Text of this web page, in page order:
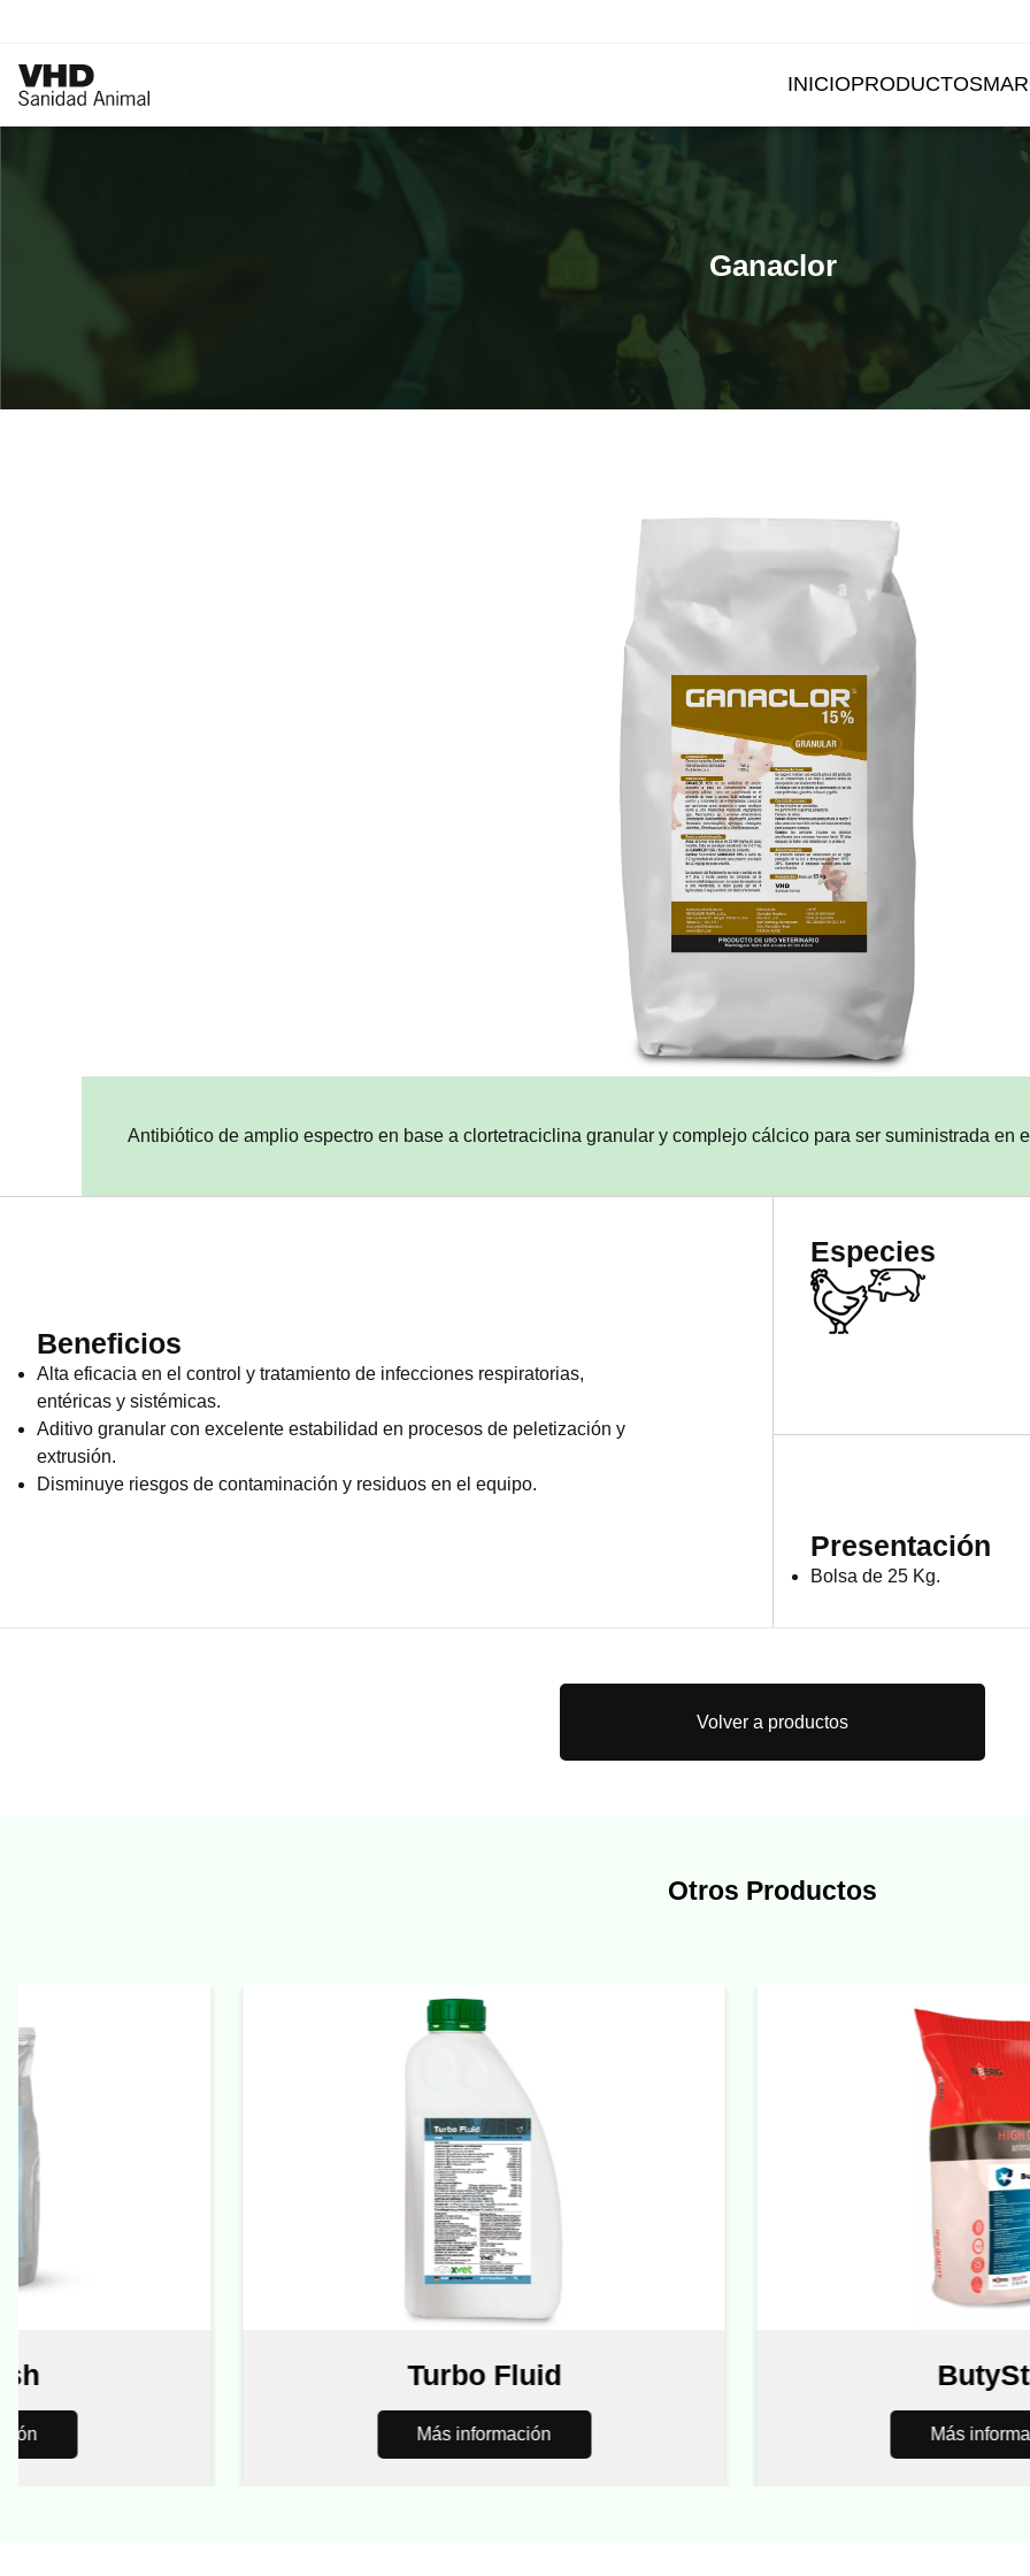
INICIOPRODUCTOS
Ganaclor
Antibiótico de amplio espectro en base a clortetraciclina granular y complejo cálcico para ser suministrada en
Beneficios
Alta eficacia en el control y tratamiento de infecciones respiratorias,
entéricas y sistémicas.
Aditivo granular con excelente estabilidad en procesos de peletización y
extrusión.
Disminuye riesgos de contaminación y residuos en el equipo.
Especies
Presentación
Bolsa de 25 Kg.
Volver a productos
Otros Productos
Turbo Fluid
Más información
ButyStar
Más información